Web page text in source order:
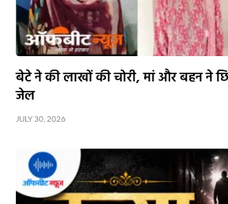
बेटे ने की लाखों की चोरी, मां और बहन ने
जेल
JULY 30, 2026